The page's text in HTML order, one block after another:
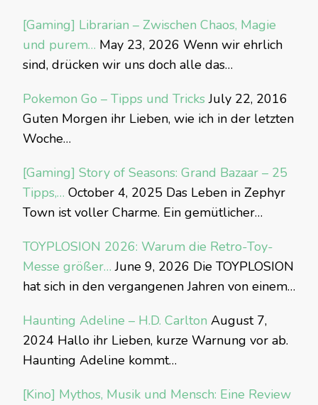
[Gaming] Librarian – Zwischen Chaos, Magie
und purem… May 23, 2026 Wenn wir ehrlich
sind, drücken wir uns doch alle das…
Pokemon Go – Tipps und Tricks July 22, 2016
Guten Morgen ihr Lieben, wie ich in der letzten
Woche…
[Gaming] Story of Seasons: Grand Bazaar – 25
Tipps,… October 4, 2025 Das Leben in Zephyr
Town ist voller Charme. Ein gemütlicher…
TOYPLOSION 2026: Warum die Retro-Toy-
Messe größer… June 9, 2026 Die TOYPLOSION
hat sich in den vergangenen Jahren von einem…
Haunting Adeline – H.D. Carlton August 7,
2024 Hallo ihr Lieben, kurze Warnung vor ab.
Haunting Adeline kommt…
[Kino] Mythos, Musik und Mensch: Eine Review